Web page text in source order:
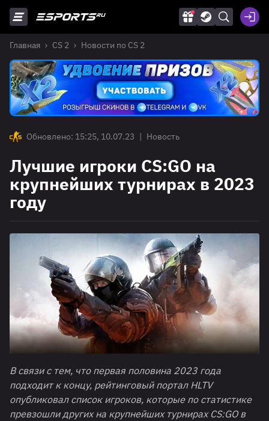
Главная CS 2 Новости по CS 2
Обновлено: 15:25, 10.07.23 | Новость
Лучшие игроки CS:GO на
крупнейших турнирах в 2023
году
В связи с тем, что первая половина 2023 года
подходит к концу, рейтинговый портал HLTV
опубликовал список игроков, которые по статистике
превзошли других на крупнейших турнирах CS:GO в